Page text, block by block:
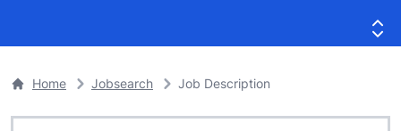
Home Jobsearch Job Description